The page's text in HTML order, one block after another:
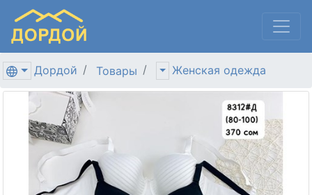
Дордой Товары Женская одежда